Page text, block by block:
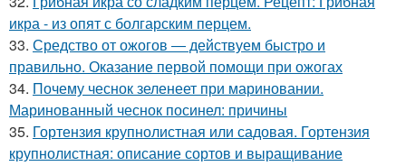
икра - из опят с болгарским перцем.
33. Средство от ожогов ― действуем быстро и
правильно. Оказание первой помощи при ожогах
34. Почему чеснок зеленеет при мариновании.
Маринованный чеснок посинел: причины
35. Гортензия крупнолистная или садовая. Гортензия
крупнолистная: описание сортов и выращивание